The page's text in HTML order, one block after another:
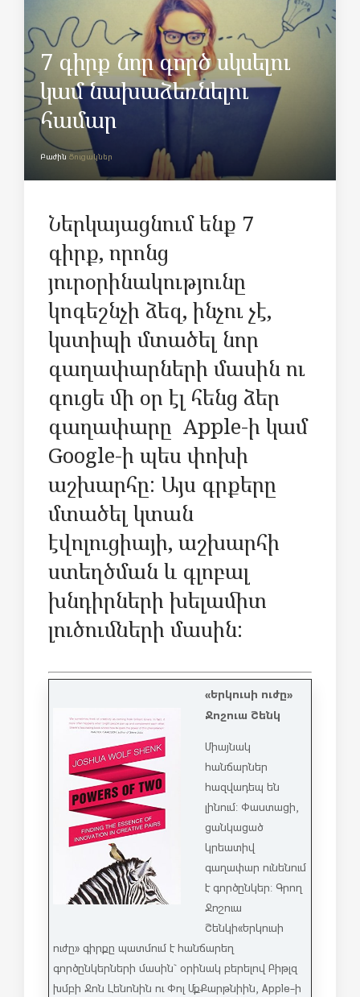
7 գիրք նոր գործ սկսելու
կամ նախաձեռնելու
համար
Բաժին Ցուցակներ
Ներկայացնում ենք 7
գիրք, որոնց
յուրօրինակությունը
կոգեշնչի ձեզ, ինչու չէ,
կստիպի մտածել նոր
գաղափարների մասին ու
գուցե մի օր էլ հենց ձեր
գաղափարը Apple-ի կամ
Google-ի պես փոխի
աշխարհը: Այս գրքերը
մտածել կտան
էվոլուցիայի, աշխարհի
ստեղծման և գլոբալ
խնդիրների խելամիտ
լուծումների մասին:
«Երկուսի ուժը»
Ջոշուա Շենկ
Միայնակ
հանճարներ
հազվադեպ են
լինում: Փաստացի,
ցանկացած
կրեատիվ
գաղափար ունենում
է գործընկեր: Գրող
Ջոշուա
Շենկի «Երկուսի
ուժը» գիրքը պատմում է հանճարեղ
գործընկերների մասին` օրինակ բերելով Բիթլզ
խմբի Ջոն Լենոնին ու Փոլ ՄքՔարթնիին, Apple-ի